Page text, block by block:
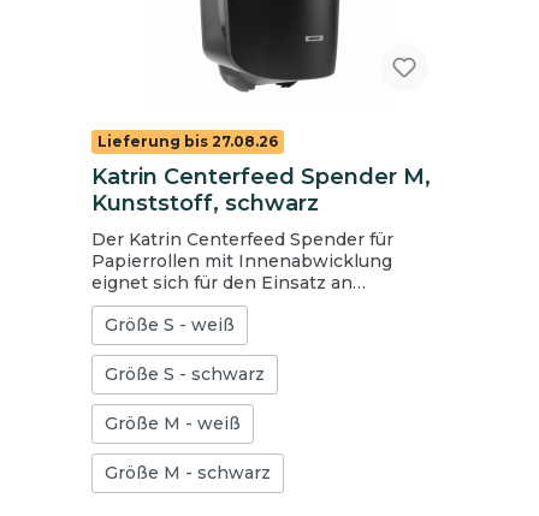
Lieferung bis 27.08.26
Katrin Centerfeed Spender M,
Kunststoff, schwarz
Der Katrin Centerfeed Spender für
Papierrollen mit Innenabwicklung
eignet sich für den Einsatz an
Arbeitsplätzen und in Waschräumen.
Verfügbar in 2 Größen: S und M
Bedarfsgerechte, einhändige Entnahme
des Papiers. Leichtes Abreißen des
Papiers dank Abrisskanten im Vorder-
und Seitenbereich des Spenders.
Sichere Entnahme des Papiers durch
nach innen gerichtete Abrisskanten.
Einfaches Einlegen einer neuer Rolle
dank der frontalen Öffnung im
Größe S - weiß
Größe S - schwarz
Größe M - weiß
Größe M - schwarz